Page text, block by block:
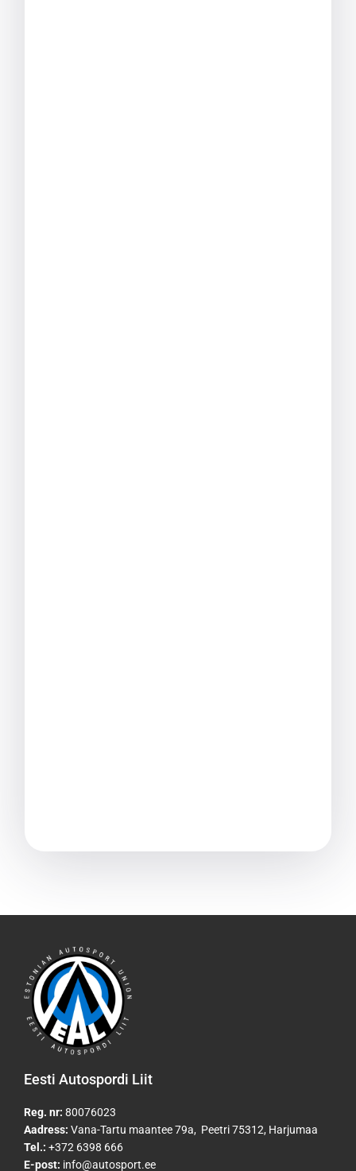
Eesti Autospordi Liit
Reg. nr: 80076023
Aadress: Vana-Tartu maantee 79a, Peetri 75312, Harjumaa
Tel.: +372 6398 666
E-post: info@autosport.ee